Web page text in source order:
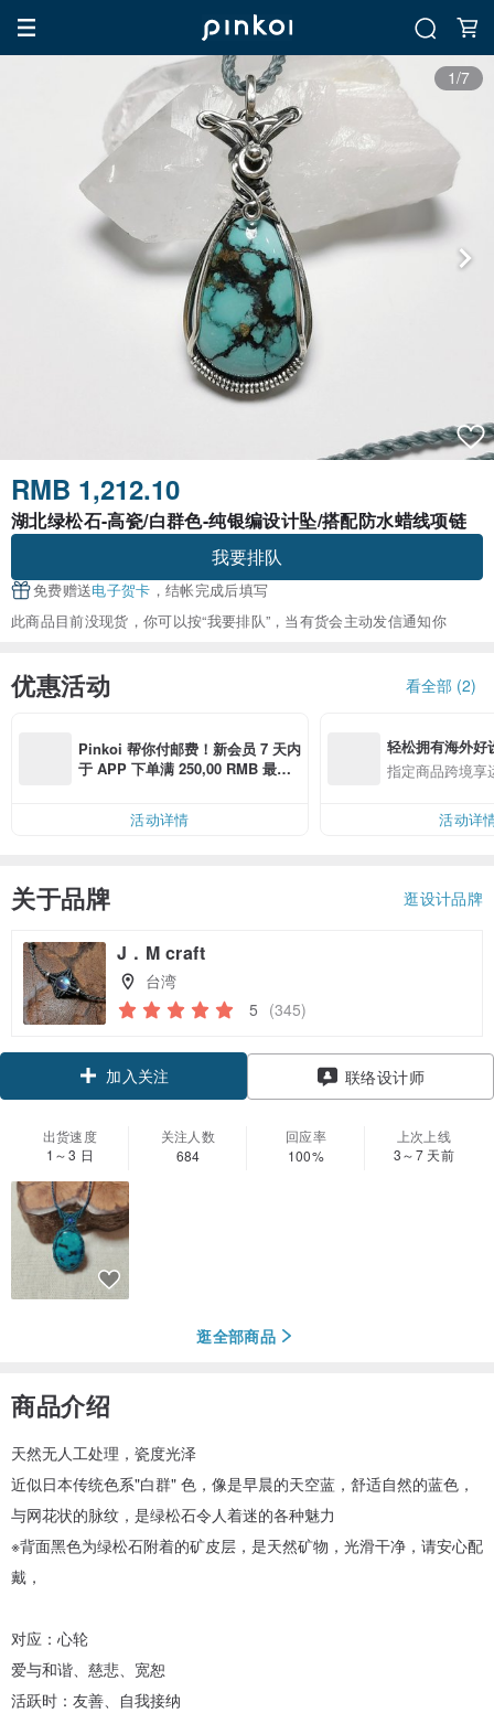
1/7
RMB 1,212.10
湖北绿松石-高瓷/白群色-纯银编设计坠/搭配防水蜡线项链
我要排队
免费赠送电子贺卡 ，结帐完成后填写
此商品目前没现货，你可以按“我要排队”，当有货会主动发信通知你
优惠活动 看全部 (2)
Pinkoi 帮你付邮费！新会员 7 天内
于 APP 下单满 250,00 RMB 最高
活动详情
轻松拥有海外好
指定商品跨境享
活动详
关于品牌 逛设计品牌
J．M craft
台湾
5 (345)
加入关注 联络设计师
出货速度
1～3 日
关注人数
684
回应率
100%
上次上线
3～7 天前
逛全部商品
商品介绍
天然无人工处理，瓷度光泽
近似日本传统色系"白群" 色，像是早晨的天空蓝，舒适自然的蓝色，
与网花状的脉纹，是绿松石令人着迷的各种魅力
※背面黑色为绿松石附着的矿皮层，是天然矿物，光滑干净，请安心配
戴，
对应：心轮
爱与和谐、慈悲、宽恕
活跃时：友善、自我接纳